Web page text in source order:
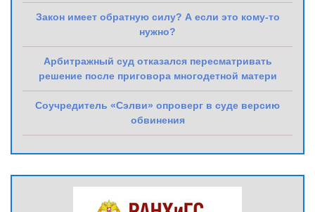
Закон имеет обратную силу? А если это кому-то
нужно?
Арбитражный суд отказался пересматривать
решение после приговора многодетной матери
Соучредитель «Сэлви» опроверг в суде версию
обвинения